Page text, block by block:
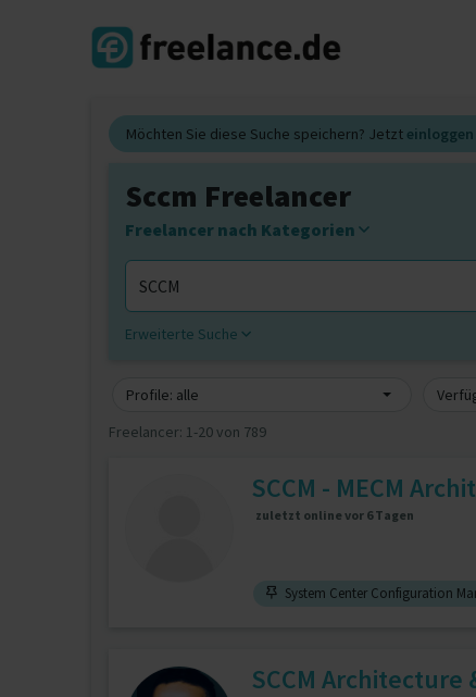
Möchten Sie diese Suche speichern? Jetzt einloggen
Sccm Freelancer
Freelancer nach Kategorien
Erweiterte Suche
Profile: alle
Freelancer: 1-20 von 789
SCCM - MECM
zuletzt online vor 6 Tagen
System Center Configuration
SCCM